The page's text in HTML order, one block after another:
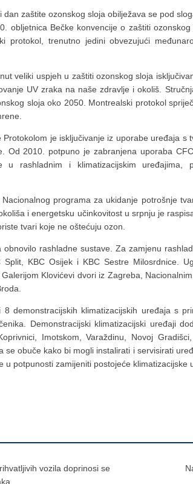
dan zaštite ozonskog sloja obilježava se pod
obljetnica Bečke konvencije o zaštiti
protokol, trenutno jedini obvezujući
veliki uspjeh u zaštiti ozonskog sloja
UV zraka na naše zdravlje i okoliš.
sloja oko 2050. Montrealski protokol
Protokolom je isključivanje iz uporabe uređaja s
Od 2010. potpuno je zabranjena uporaba
u rashladnim i klimatizacijskim uređajima,
programa za ukidanje potrošnje
i energetsku učinkovitost u srpnju je
tvari koje ne oštećuju ozon.
obnovilo rashladne sustave. Za zamjenu
KBC Osijek i KBC Sestre Milosrdnice.
Klovićevi dvori iz Zagreba,
demonstracijskih klimatizacijskih uređaja s
Demonstracijski klimatizacijski uređaji
Imotskom, Varaždinu, Novoj
se obuče kako bi mogli instalirati i servisirati
u potpunosti zamijeniti postojeće klimatizacijske
vozila doprinosi se